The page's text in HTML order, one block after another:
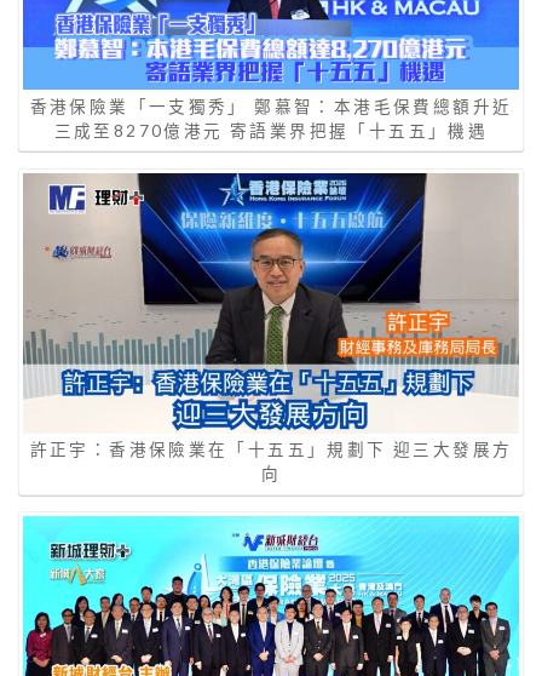
香港保險業「一支獨秀」 鄭慕智：本港毛保費總額升近
三成至8270億港元 寄語業界把握「十五五」機遇
許正宇：香港保險業在「十五五」規劃下 迎三大發展方
向